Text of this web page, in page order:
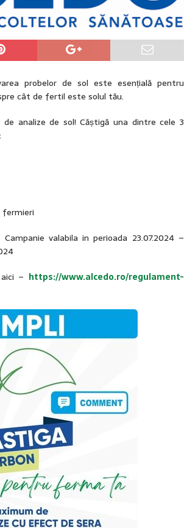
probelor de sol este esențială pentru
cât de fertil este solul tău.
analize de sol! Căștigă una dintre cele 3
fermieri
valabila in perioada 23.07.2024 –
– https://www.alcedo.ro/regulament-